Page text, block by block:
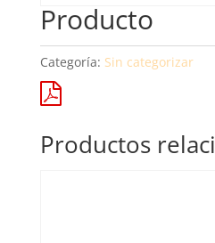
Producto
Categoría: Sin categorizar
Productos